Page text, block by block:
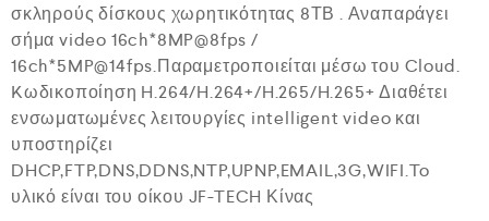
α
π
ό
5
σκληρούς δίσκους χωρητικότητας 8ΤΒ . Αναπαράγει
σήμα video 16ch*8MP@8fps /
16ch*5MP@14fps.Παραμετροποιείται μέσω του Cloud.
Kωδικοποίηση H.264/H.264+/H.265/H.265+ Διαθέτει
ενσωματωμένες λειτουργίες intelligent video και
υποστηρίζει
DHCP,FTP,DNS,DDNS,NTP,UPNP,EMAIL,3G,WIFI.To
υλικό είναι του οίκου JF-TECH Κίνας